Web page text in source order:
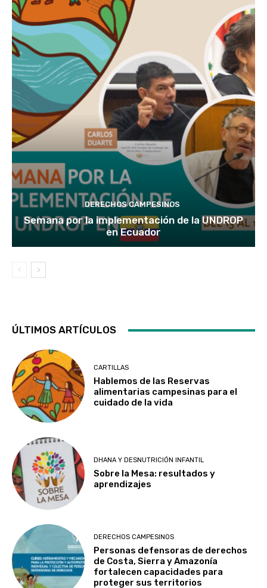
DERECHOS CAMPESINOS
Semana por la implementación de la UNDROP
en Ecuador
ÚLTIMOS ARTÍCULOS
CARTILLAS
Hablemos de las Reservas
alimentarias campesinas para el
cuidado de la vida
DHANA Y DESNUTRICIÓN INFANTIL
Sobre la Mesa: resultados y
aprendizajes
DERECHOS CAMPESINOS
Personas defensoras de derechos
de Costa, Sierra y Amazonía
fortalecen capacidades para
proteger sus territorios